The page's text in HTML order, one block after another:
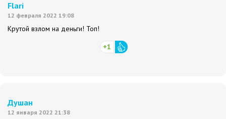
Flari
12 февраля 2022 19:08
Крутой взлом на деньги! Топ!
+1
Душан
12 января 2022 21:38